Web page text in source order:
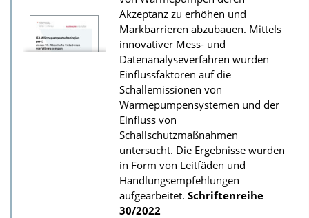
u
r
P
u
b
l
i
k
a
t
i
Akzeptanz zu erhöhen und
Markbarrieren abzubauen. Mittels
innovativer Mess- und
Datenanalyseverfahren wurden
Einflussfaktoren auf die
Schallemissionen von
Wärmepumpensystemen und der
Einfluss von
Schallschutzmaßnahmen
untersucht. Die Ergebnisse wurden
in Form von Leitfäden und
Handlungsempfehlungen
aufgearbeitet. Schriftenreihe
30/2022